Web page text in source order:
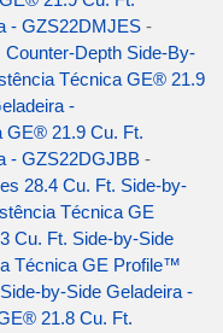
- GZS22DMJES -
Depth Side-By-
Técnica GE® 21.9
-
GE® 21.9 Cu. Ft.
- GZS22DGJBB -
28.4 Cu. Ft. Side-by-
Técnica GE
Cu. Ft. Side-by-Side
Técnica GE Profile™
by-Side Geladeira -
21.8 Cu. Ft.